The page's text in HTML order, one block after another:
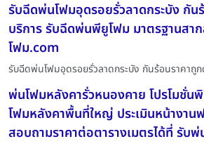
รับฉีดพ่นโฟมอุดรอยรั่วลาดกระบัง กัน
บริการ รับฉีดพ่นพียูโฟม มาตรฐานสา
โฟม.com
รับฉีดพ่นโฟมอุดรอยรั่วลาดกระบัง กันร้อนราคาถู
พ่นโฟมหลังคารั่วหนองคาย โปรโมชั่น
โฟมหลังคาพื้นที่ใหญ่ ประเมินหน้างาน
สอบถามราคาต่อตารางเมตรได้ที่ รับ